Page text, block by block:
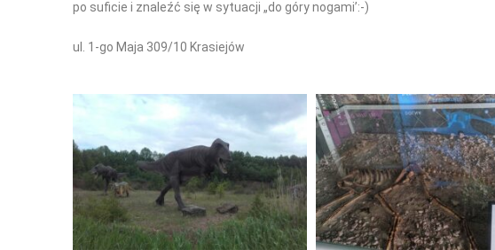
po suficie i znaleźć się w sytuacji „do góry nogami’:-)
ul. 1-go Maja 309/10 Krasiejów